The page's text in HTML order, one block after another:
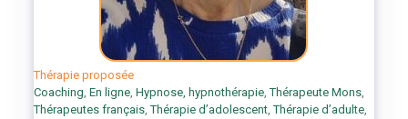
Thérapie proposée
Coaching, En ligne, Hypnose, hypnothérapie,Thérapeute Mons,
Thérapeutes français,Thérapie d’adolescent,Thérapie d’adulte,